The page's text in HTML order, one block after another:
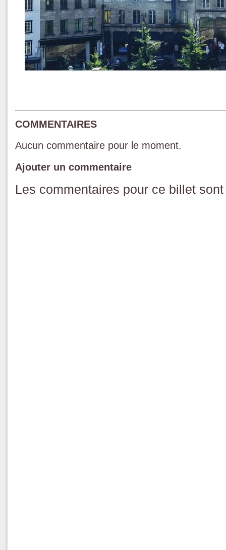
COMMENTAIRES
Aucun commentaire pour le moment.
Ajouter un commentaire
Les commentaires pour ce billet